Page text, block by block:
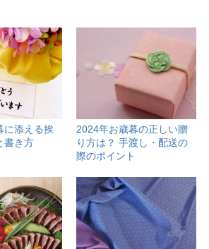
に添える挨
書き方
2024年お歳暮の正しい贈
り方は？ 手渡し・配送の
際のポイント